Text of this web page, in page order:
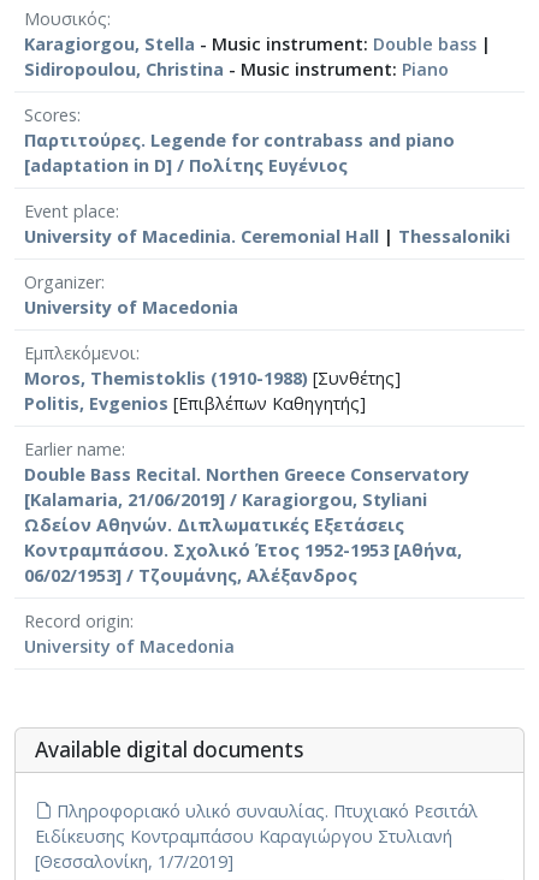
Μουσικός
Karagiorgou, Stella - Music instrument: Double bass |
Sidiropoulou, Christina - Music instrument: Piano
Scores
Παρτιτούρες. Legende for contrabass and piano
[adaptation in D] / Πολίτης Ευγένιος
Event place
University of Macedinia. Ceremonial Hall | Thessaloniki
Organizer
University of Macedonia
Εμπλεκόμενοι
Moros, Themistoklis (1910-1988) [Συνθέτης]
Politis, Evgenios [Επιβλέπων Καθηγητής]
Earlier name
Double Bass Recital. Northen Greece Conservatory
[Kalamaria, 21/06/2019] / Karagiorgou, Styliani
Ωδείον Αθηνών. Διπλωματικές Εξετάσεις
Κοντραμπάσου. Σχολικό Έτος 1952-1953 [Αθήνα,
06/02/1953] / Τζουμάνης, Αλέξανδρος
Record origin
University of Macedonia
Αvailable digital documents
Πληροφοριακό υλικό συναυλίας. Πτυχιακό Ρεσιτάλ
Ειδίκευσης Κοντραμπάσου Καραγιώργου Στυλιανή
[Θεσσαλονίκη, 1/7/2019]